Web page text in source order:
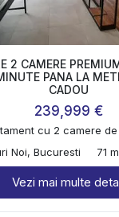
2 CAMERE
PANA LA
CADOU
239,999 €
cu 2 camere
Noi, Bucuresti
71
Vezi mai multe